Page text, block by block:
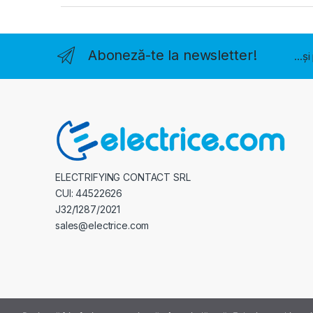
Aboneză-te la newsletter!
ELECTRIFYING CONTACT SRL
CUI: 44522626
J32/1287/2021
sales@electrice.com